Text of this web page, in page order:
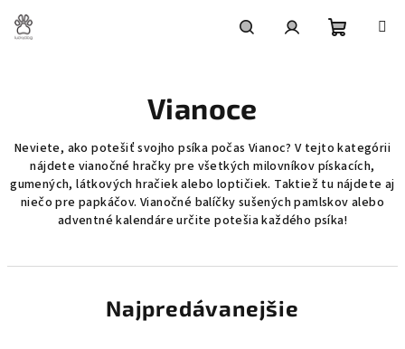
obsah
Vianoce
Neviete, ako potešiť svojho psíka počas Vianoc? V tejto kategórii
nájdete vianočné hračky pre všetkých milovníkov pískacích,
gumených, látkových hračiek alebo loptičiek. Taktiež tu nájdete aj
niečo pre papkáčov. Vianočné balíčky sušených pamlskov alebo
adventné kalendáre určite potešia každého psíka!
Najpredávanejšie